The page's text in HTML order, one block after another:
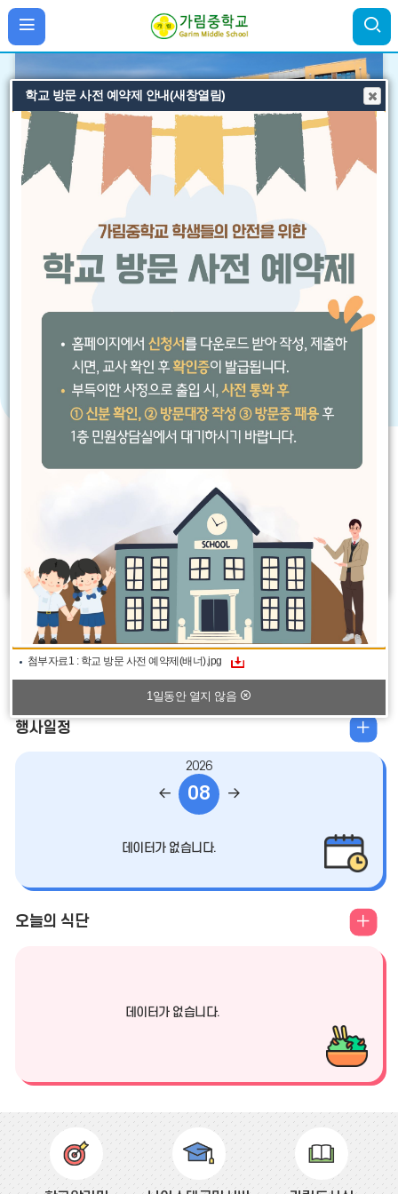
비
주
이
전
비
주
얼
정
지
비
얼
다
음
팝업존 3/4 팝
업
전
팝
존
업
존
가정통신문
[홍보]과학영재교육원 과학영재교육원 행정팀) 2027학년
도 동국대학교 과학영재교육원 신입생 모집 요강 및 입학설
명회
1. 귀 교의 무궁한 발전을 기원합니다.2. 동국대학교 과학영재교육원
은 수·과학 분야에서 뛰어난 잠재력을 가진 인재들을 조기에 발굴하
여최적의 융합한 교육 프로그램
MORE
행사일정
이
2026
08 다
데이터가 없습니다.
일
정
오늘의 식단
데이터가 없습니다.
식
단
바
로
가
기
광명교육지원청 직원 사칭 사기 주의
1일동안 열지 않음
학교 방문 사전 예약제 안내(새창열림)
첨부자료1 : 학교 방문 사전 예약제(배너).jpg
1일동안 열지 않음